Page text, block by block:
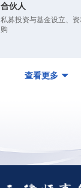
合伙人
私募投资与基金设立、
购
查看更多